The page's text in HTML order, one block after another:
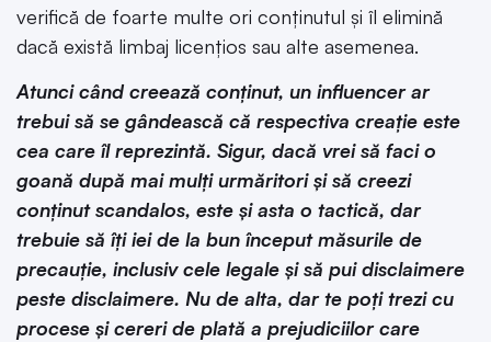
verifică de foarte multe ori conținutul și îl elimină
dacă există limbaj licențios sau alte asemenea.
Atunci când creează conținut, un influencer ar
trebui să se gândească că respectiva creație este
cea care îl reprezintă. Sigur, dacă vrei să faci o
goană după mai mulți urmăritori și să creezi
conținut scandalos, este și asta o tactică, dar
trebuie să îți iei de la bun început măsurile de
precauție, inclusiv cele legale și să pui disclaimere
peste disclaimere. Nu de alta, dar te poți trezi cu
procese și cereri de plată a prejudiciilor care